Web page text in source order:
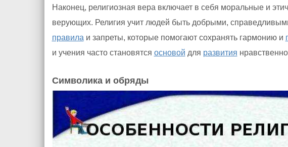
Наконец, религиозная вера включает в себя моральные и
верующих. Религия учит людей быть добрыми,
правила и запреты, которые помогают сохранять гармонию и
и учения часто становятся основой для развития
Символика и обряды